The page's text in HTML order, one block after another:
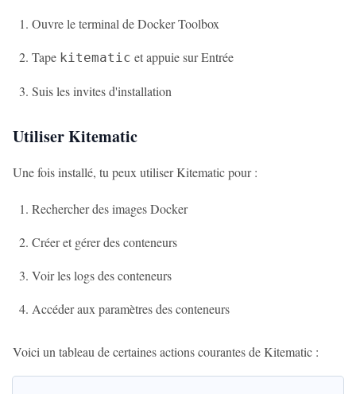
Ouvre le terminal de Docker Toolbox
Tape kitematic et appuie sur Entrée
Suis les invites d'installation
Utiliser Kitematic
Une fois installé, tu peux utiliser Kitematic pour :
Rechercher des images Docker
Créer et gérer des conteneurs
Voir les logs des conteneurs
Accéder aux paramètres des conteneurs
Voici un tableau de certaines actions courantes de Kitematic :